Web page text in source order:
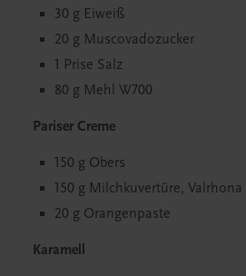
30 g Eiweiß
20 g Muscovadozucker
1 Prise Salz
80 g Mehl W700
Pariser Creme
150 g Obers
150 g Milchkuvertüre,
20 g Orangenpaste
Karamell